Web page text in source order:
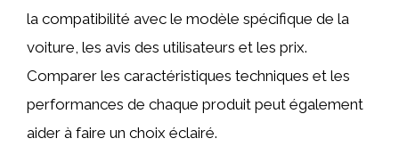
la compatibilité avec le modèle spécifique de la
voiture, les avis des utilisateurs et les prix.
Comparer les caractéristiques techniques et les
performances de chaque produit peut également
aider à faire un choix éclairé.